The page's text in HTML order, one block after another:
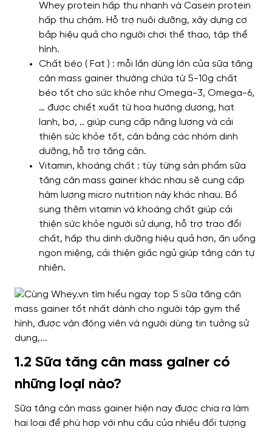
Whey protein hấp thu nhanh và Casein protein
hấp thu chậm. Hỗ trợ nuôi dưỡng, xây dựng cơ
bắp hiệu quả cho người chơi thể thao, tập thể
hình.
Chất béo ( Fat ) : mỗi lần dùng lớn của sữa tăng
cân mass gainer thường chứa từ 5-10g chất
béo tốt cho sức khỏe như Omega-3, Omega-6,
… được chiết xuất từ hoa hướng dương, hạt
lanh, bơ, .. giúp cung cấp năng lượng và cải
thiện sức khỏe tốt, cân bằng các nhóm dinh
dưỡng, hỗ trợ tăng cân.
Vitamin, khoáng chất : tùy từng sản phẩm sữa
tăng cân mass gainer khác nhau sẽ cung cấp
hàm lượng micro nutrition này khác nhau. Bổ
sung thêm vitamin và khoáng chất giúp cải
thiện sức khỏe người sử dụng, hỗ trợ trao đổi
chất, hấp thu dinh dưỡng hiệu quả hơn, ăn uống
ngon miệng, cải thiện giấc ngủ giúp tăng cân tự
nhiên.
1.2 Sữa tăng cân mass gainer có
những loại nào?
Sữa tăng cân mass gainer hiện nay được chia ra làm
hai loại để phù hợp với nhu cầu của nhiều đối tượng